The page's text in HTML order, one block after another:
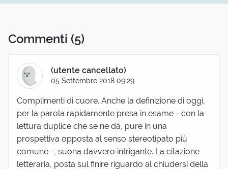
Commenti (5)
(utente cancellato)
05 Settembre 2018 09:29
Complimenti di cuore. Anche la definizione di oggi,
per la parola rapidamente presa in esame - con la
lettura duplice che se ne dà, pure in una
prospettiva opposta al senso stereotipato più
comune -, suona davvero intrigante. La citazione
letteraria, posta sul finire riguardo al chiudersi della